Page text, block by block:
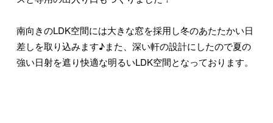
南向きのLDK空間には大きな窓を採用し冬のあたたかい日
差しを取り込みます♪また、深い軒の設計にしたので夏の
強い日射を遮り快適な明るいLDK空間となっております。